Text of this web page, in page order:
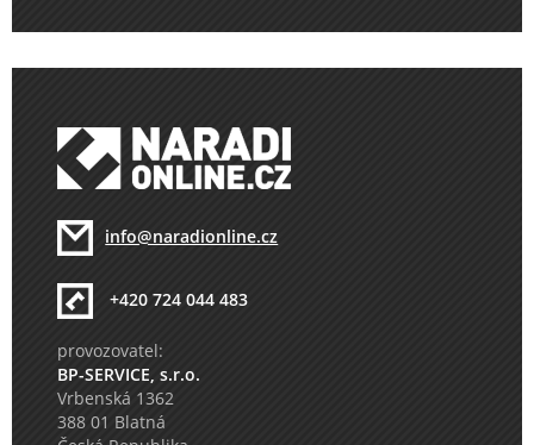
info@naradionline.cz
+420 724 044 483
provozovatel:
BP-SERVICE, s.r.o.
Vrbenská 1362
388 01 Blatná